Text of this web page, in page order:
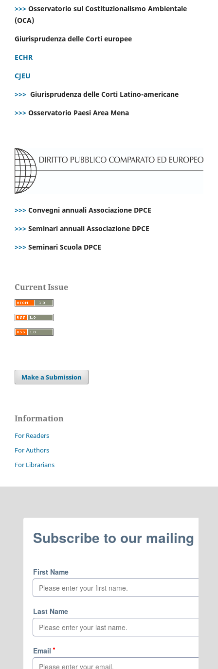
>>> Osservatorio sul Costituzionalismo Ambientale
(OCA)
Giurisprudenza delle Corti europee
ECHR
CJEU
>>> Giurisprudenza delle Corti Latino-americane
>>> Osservatorio Paesi Area Mena
>>> Convegni annuali Associazione DPCE
>>> Seminari annuali Associazione DPCE
>>> Seminari Scuola DPCE
Current Issue
Make a Submission
Information
For Readers
For Authors
For Librarians